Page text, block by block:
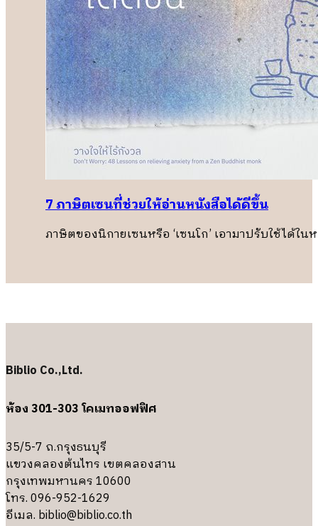
7 ภาษิตเซนที่ช่วยให้อ่านหนังสือได้ดีขึ้น
ภาษิตของนิกายเซนหรือ ‘เซนโก’ เอามาปรับใช้ได้ใ
Biblio Co.,Ltd.
ห้อง 301-303 โคเมทออฟฟิศ
35/5-7 ถ.กรุงธนบุรี
แขวงคลองต้นไทร เขตคลองสาน
กรุงเทพมหานคร 10600
โทร. 096-952-1629
อีเมล. biblio@biblio.co.th